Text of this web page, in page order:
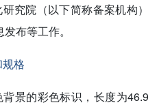
究院（以下简称备案机构）
布等工作。
格
景的彩色标识，长度为46.9